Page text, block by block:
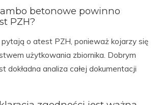
betonowe powinno
PZH?
o atest PZH, ponieważ kojarzy się
użytkowania zbiornika. Dobrym
dokładna analiza całej dokumentacji